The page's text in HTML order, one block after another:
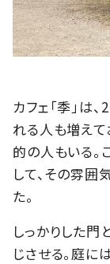
カフェ「季」は
れる人も増え
的の人もいる
して、その雰
た。
しっかりした
じさせる。庭に